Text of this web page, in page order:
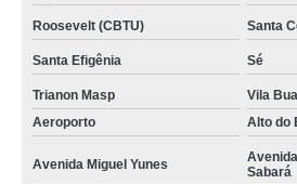
Roosevelt (CBTU) Santa
Santa Efigênia Sé
Trianon Masp
Vila
Aeroporto
Alto do
Avenida Miguel Yunes
Sabará